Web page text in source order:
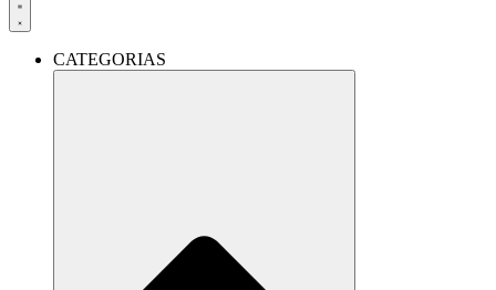
CATEGORIAS